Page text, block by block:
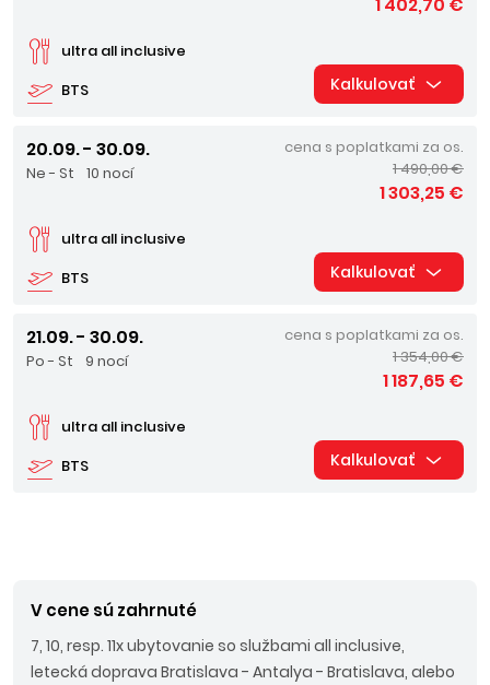
BTS
ultra all inclusive
Kalkulovať
20.09. - 30.09.
Ne - St 10 nocí
BTS
ultra all inclusive
cena s poplatkami za os.
1 490,00 €
1 303,25 €
Kalkulovať
21.09. - 30.09.
Po - St 9 nocí
BTS
ultra all inclusive
cena s poplatkami za os.
1 354,00 €
1 187,65 €
Kalkulovať
V cene sú zahrnuté
7, 10, resp. 11x ubytovanie so službami all inclusive,
letecká doprava Bratislava - Antalya - Bratislava, alebo